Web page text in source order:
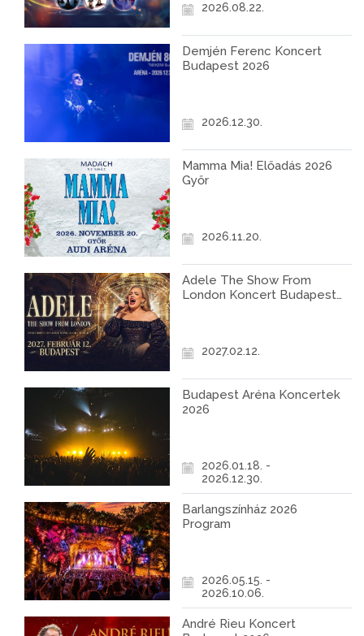
2026.08.22.
Demjén Ferenc Koncert
Budapest 2026
2026.12.30.
Mamma Mia! Előadás 2026
Győr
2026.11.20.
Adele The Show From
London Koncert Budapest
2027.02.12.
Budapest Aréna Koncertek
2026
2026.01.18. -
2026.12.30.
Barlangszínház 2026
Program
2026.05.15. -
2026.10.06.
André Rieu Koncert